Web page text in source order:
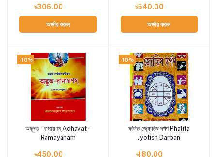
৳306.00
অর্ডার করুন
৳540.00
অর্ডার করুন
-10%
Add to cart
অদ্ভত - রামায়ণম্ Adhavat -
Ramayanam
৳450.00
-10%
Add to cart
ফলিত জ্যোতিষ দর্পণ Phalita
Jyotish Darpan
৳180.00